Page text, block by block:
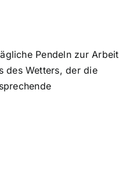
Pendeln zur Arbeit
des Wetters, der die